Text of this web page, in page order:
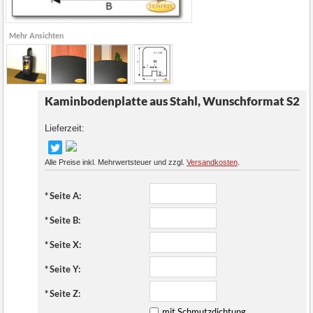
Mehr Ansichten
Kaminbodenplatte aus Stahl, Wunschformat S2
Lieferzeit:
Alle Preise inkl. Mehrwertsteuer und zzgl. Versandkosten
*Seite A:
*Seite B:
*Seite X:
*Seite Y:
*Seite Z: